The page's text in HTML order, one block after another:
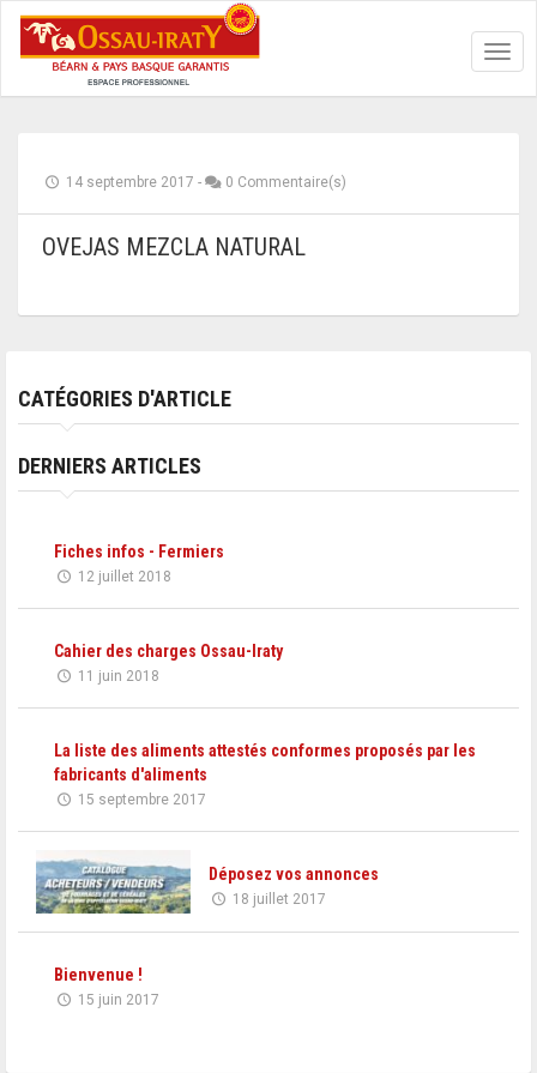
14 septembre 2017 - 0 Commentaire(s)
OVEJAS MEZCLA NATURAL
CATÉGORIES D'ARTICLE
DERNIERS ARTICLES
Fiches infos - Fermiers
12 juillet 2018
Cahier des charges Ossau-Iraty
11 juin 2018
La liste des aliments attestés conformes proposés par les
fabricants d'aliments
15 septembre 2017
Déposez vos annonces
18 juillet 2017
Bienvenue !
15 juin 2017